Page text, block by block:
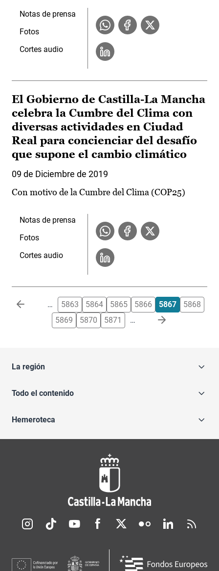
Notas de prensa
Fotos
Cortes audio
El Gobierno de Castilla-La Mancha
celebra la Cumbre del Clima con
diversas actividades en Ciudad
Real para concienciar del desafío
que supone el cambio climático
09 de Diciembre de 2019
Con motivo de la Cumbre del Clima (COP25)
Notas de prensa
Fotos
Cortes audio
Paginación … 5863 5864 5865 5866 5867
5868
5869
5870 5871 …
La región
Todo el contenido
Hemeroteca
Redes sociales JCCM